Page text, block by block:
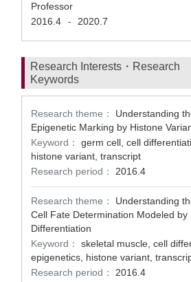
Professor
2016.4
- 2020.7
Research Interests・Research
Keywords
Research theme：
Understanding
Epigenetic Marking by Histone
Keyword：
germ cell, cell
histone variant, transcript
Research period：
2016.4
Research theme：
Understanding
Cell Fate Determination Modeled by
Differentiation
Keyword：
skeletal muscle, cell
epigenetics, histone variant,
Research period：
2016.4